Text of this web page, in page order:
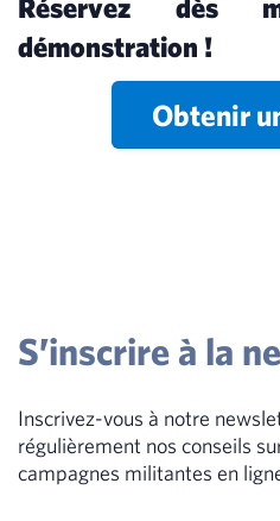
Réservez dès
démonstration !
Obtenir
S’inscrire à la
Inscrivez-vous à notre
régulièrement nos conseils
campagnes militantes en